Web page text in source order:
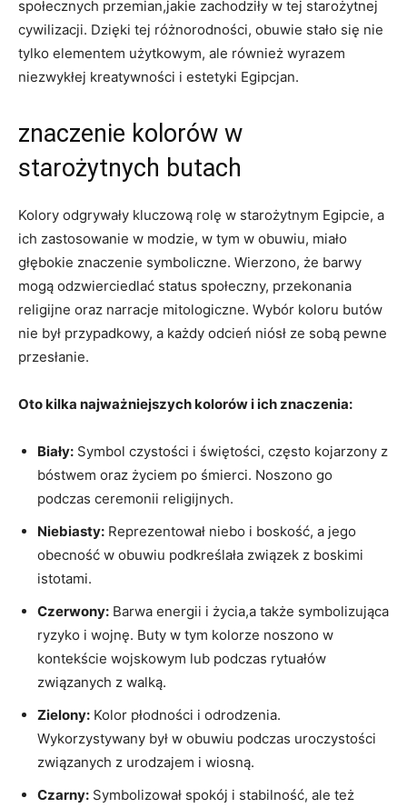
społecznych⁤ przemian,jakie ⁣zachodziły w tej starożytnej
cywilizacji. Dzięki ‍tej różnorodności, obuwie stało ​się nie
tylko elementem użytkowym, ale również‌ wyrazem
niezwykłej‌ kreatywności i estetyki Egipcjan.
znaczenie kolorów w
starożytnych butach
Kolory odgrywały kluczową⁤ rolę w starożytnym Egipcie, ⁣a
ich zastosowanie w modzie, w‌ tym ‍w obuwiu, miało
głębokie znaczenie ‍symboliczne. Wierzono, że​ barwy
mogą odzwierciedlać ⁤status ⁤społeczny, przekonania
religijne oraz narracje mitologiczne. Wybór koloru butów
nie był przypadkowy, a​ każdy odcień niósł​ ze sobą pewne
przesłanie.
Oto kilka najważniejszych kolorów i ich znaczenia:
Biały: Symbol czystości i świętości, często kojarzony z
bóstwem oraz życiem po śmierci. Noszono go
podczas‌ ceremonii ​religijnych.
Niebiasty: Reprezentował niebo i boskość, a jego
obecność w obuwiu podkreślała związek z boskimi
istotami.
Czerwony: Barwa‌ energii i życia,a także symbolizująca
ryzyko‌ i‌ wojnę. Buty w tym kolorze noszono ⁢w
kontekście wojskowym‌ lub podczas rytuałów
związanych z walką.
Zielony: Kolor ⁣płodności ⁤i odrodzenia.
Wykorzystywany był w obuwiu⁤ podczas uroczystości
związanych z urodzajem i wiosną.
Czarny: Symbolizował spokój i stabilność, ale też